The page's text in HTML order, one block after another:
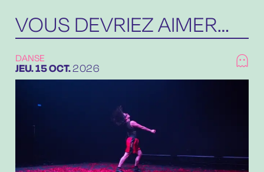
VOUS DEVRIEZ AIMER…
DANSE
JEUDI
JEU.15OCTOBRE
OCT.2026